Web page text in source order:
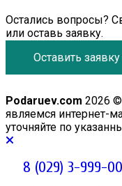
Остались вопросы?
или оставь заявку.
Оставить заявку
Podaruev.com 2026
являемся интернет-
уточняйте по
8 (029) 3-999-